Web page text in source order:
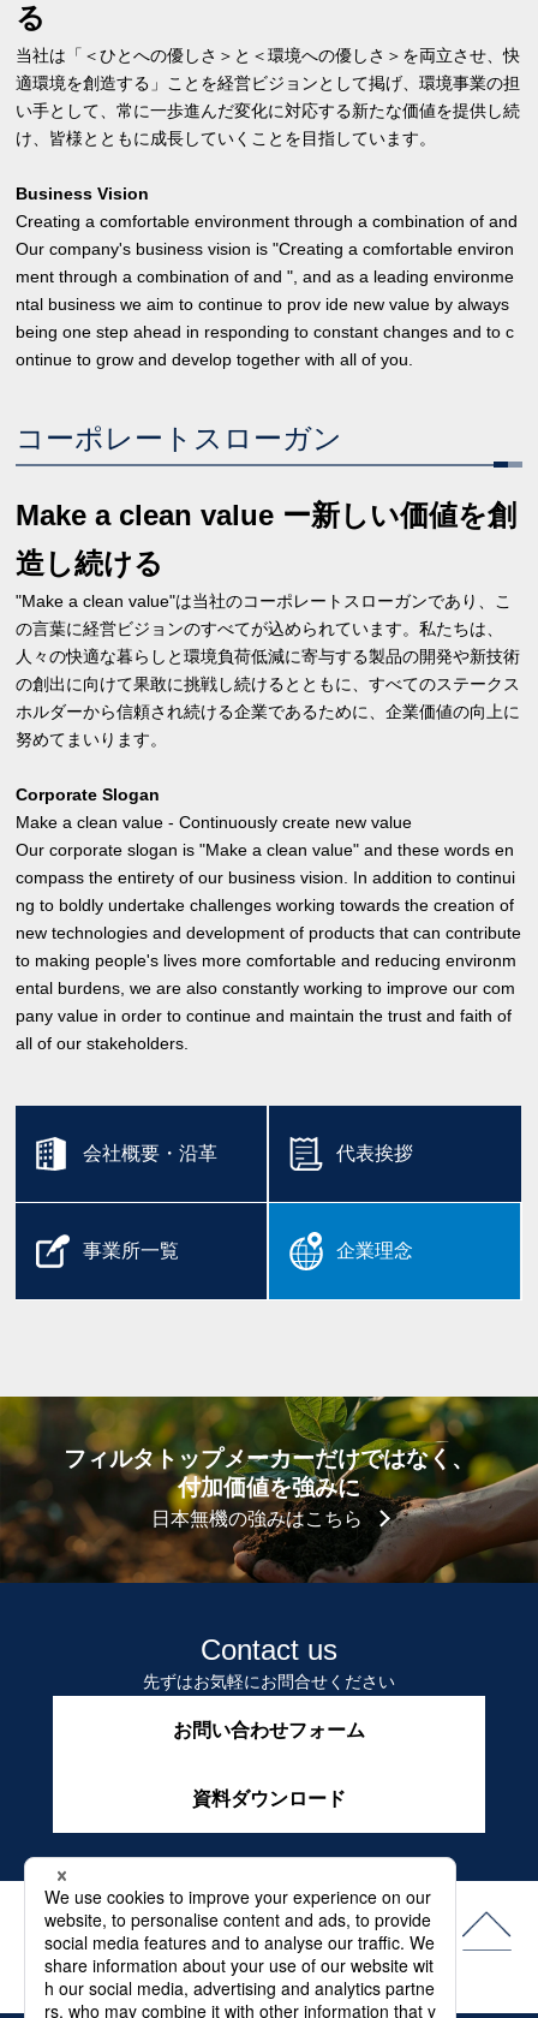
る
当社は「＜ひとへの優しさ＞と＜環境への優しさ＞を両立させ、快
適環境を創造する」ことを経営ビジョンとして掲げ、環境事業の担
い手として、常に一歩進んだ変化に対応する新たな価値を提供し続
け、皆様とともに成長していくことを目指しています。
Business Vision
Creating a comfortable environment through a combination of and
Our company's business vision is "Creating a comfortable environ
ment through a combination of and ", and as a leading environme
ntal business we aim to continue to prov ide new value by always
being one step ahead in responding to constant changes and to c
ontinue to grow and develop together with all of you.
コーポレートスローガン
Make a clean value ー新しい価値を創
造し続ける
"Make a clean value"は当社のコーポレートスローガンであり、こ
の言葉に経営ビジョンのすべてが込められています。私たちは、
人々の快適な暮らしと環境負荷低減に寄与する製品の開発や新技術
の創出に向けて果敢に挑戦し続けるとともに、すべてのステークス
ホルダーから信頼され続ける企業であるために、企業価値の向上に
努めてまいります。
Corporate Slogan
Make a clean value - Continuously create new value
Our corporate slogan is "Make a clean value" and these words en
compass the entirety of our business vision. In addition to continui
ng to boldly undertake challenges working towards the creation of
new technologies and development of products that can contribute
to making people's lives more comfortable and reducing environm
ental burdens, we are also constantly working to improve our com
pany value in order to continue and maintain the trust and faith of
all of our stakeholders.
会社概要・沿革 代表挨拶
事業所一覧 企業理念
フィルタトップメーカーだけではなく、
付加価値を強みに
日本無機の強みはこちら
Contact us
先ずはお気軽にお問合せください
お問い合わせフォーム
資料ダウンロード